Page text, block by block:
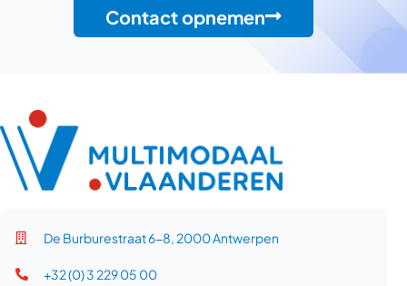
Contact opnemen
De Burburestraat 6-8, 2000 Antwerpen
+32 (0) 3 229 05 00